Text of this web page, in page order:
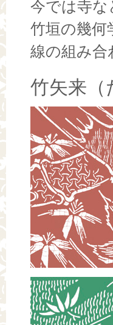
今では寺
竹垣の幾何
線の組み合
竹矢来（